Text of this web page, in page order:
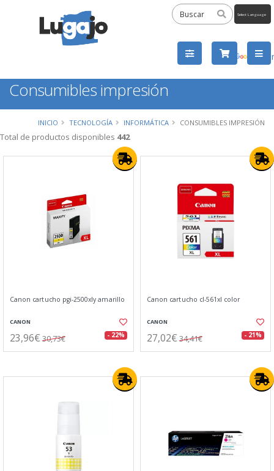
by
Consumibles impresión
INICIO TECNOLOGÍA INFORMÁTICA CONSUMIBLES IMPRESIÓN
Total de productos disponibles 442
Canon cartucho pgi-2500xly amarillo
CANON
23,96€ 30,73€ - 22%
Canon cartucho cl-561xl color
CANON
27,02€ 34,41€ - 21%